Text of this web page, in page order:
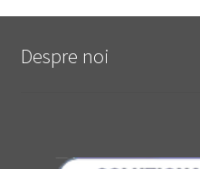
Despre noi